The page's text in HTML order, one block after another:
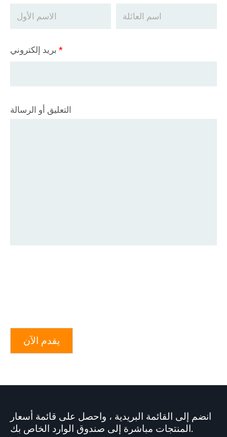
*
التعليق أو الرسالة
يقدم الآن
انضم إلى القائمة البريدية ، واحصل على قائمة أسعار
المنتجات مباشرة إلى صندوق الوارد الخاص بك.